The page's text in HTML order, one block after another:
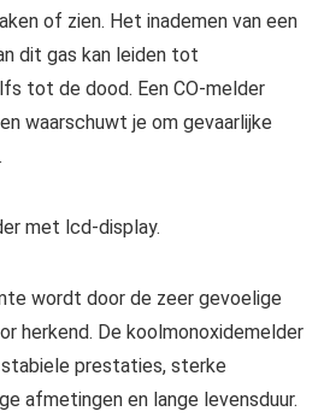
of zien. Het inademen van een
dit gas kan leiden tot
tot de dood. Een CO-melder
waarschuwt je om gevaarlijke
met lcd-display.
wordt door de zeer gevoelige
herkend. De koolmonoxidemelder
stabiele prestaties, sterke
afmetingen en lange levensduur.